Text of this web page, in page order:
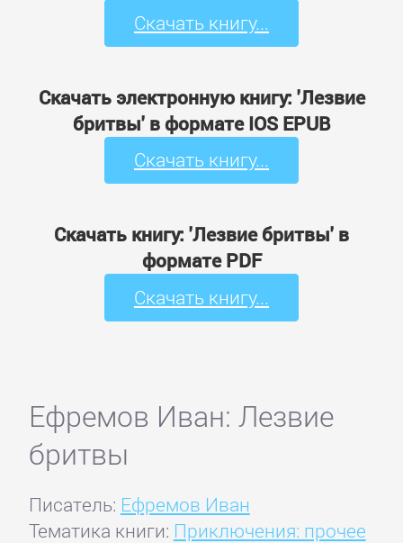
Скачать книгу...
Скачать электронную книгу: 'Лезвие
бритвы' в формате IOS EPUB
Скачать книгу...
Скачать книгу: 'Лезвие бритвы' в
формате PDF
Скачать книгу...
Ефремов Иван: Лезвие
бритвы
Писатель: Ефремов Иван
Тематика книги: Приключения: прочее